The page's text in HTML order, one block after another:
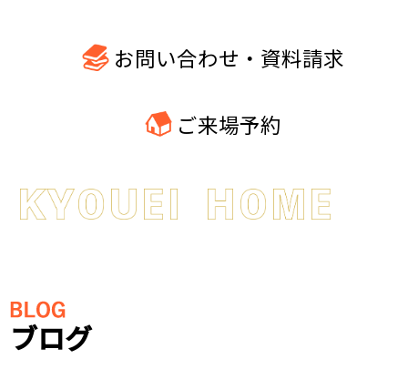
お問い合わせ・資料請求
ご来場予約
ブログ